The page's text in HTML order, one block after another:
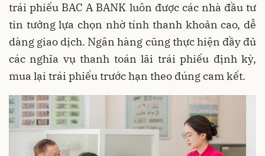
trái phiếu BAC A BANK luôn được các nhà đầu tư
tin tưởng lựa chọn nhờ tính thanh khoản cao, dễ
dàng giao dịch. Ngân hàng cũng thực hiện đầy đủ
các nghĩa vụ thanh toán lãi trái phiếu định kỳ,
mua lại trái phiếu trước hạn theo đúng cam kết.